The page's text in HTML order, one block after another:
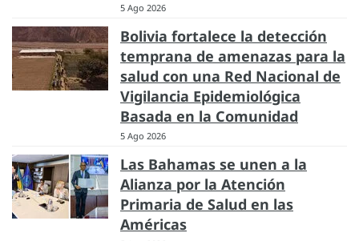
5 Ago 2026
Bolivia fortalece la detección
temprana de amenazas para la
salud con una Red Nacional de
Vigilancia Epidemiológica
Basada en la Comunidad
5 Ago 2026
Las Bahamas se unen a la
Alianza por la Atención
Primaria de Salud en las
Américas